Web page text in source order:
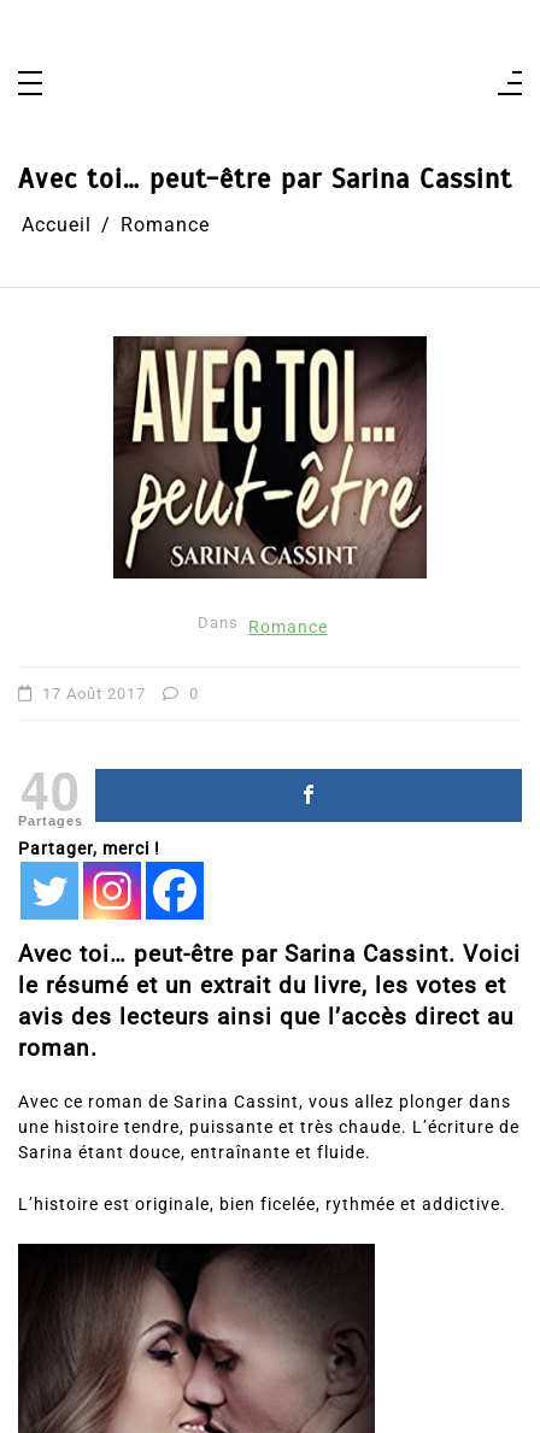
Avec toi… peut-être par Sarina Cassint
Accueil Romance
Dans Romance
17 Août 2017 0
40
Partages
Partager, merci !
Avec toi… peut-être par Sarina Cassint. Voici
le résumé et un extrait du livre, les votes et
avis des lecteurs ainsi que l’accès direct au
roman.
Avec ce roman de Sarina Cassint, vous allez plonger dans
une histoire tendre, puissante et très chaude. L’écriture de
Sarina étant douce, entraînante et fluide.
L’histoire est originale, bien ficelée, rythmée et addictive.